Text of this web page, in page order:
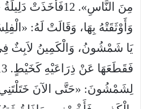
مِنَ النَّاسِ». 12فَأَخَذَتْ
وَأَوْثَقَتْهُ بِهَا، وَقَالَتْ لَهُ:
يَا شَمْشُونُ، وَالْكَمِينُ لاَبِثٌ
لِشَمْشُونَ: «حَتَّى الآنَ